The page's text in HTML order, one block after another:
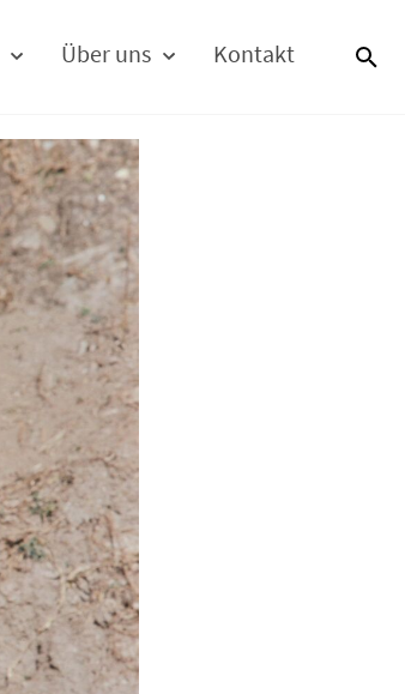
Über uns Kontakt